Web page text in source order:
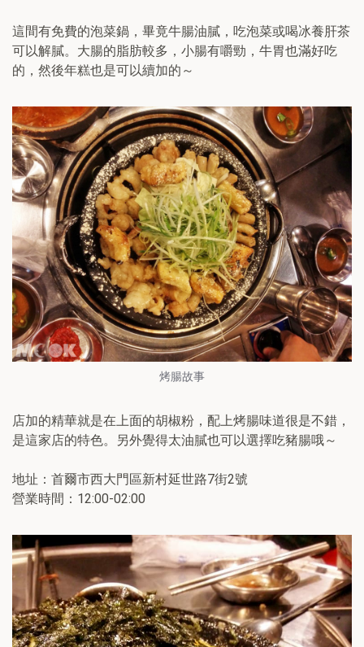
這間有免費的泡菜鍋，畢竟牛腸油膩，吃泡菜或喝冰養肝茶
可以解膩。大腸的脂肪較多，小腸有嚼勁，牛胃也滿好吃
的，然後年糕也是可以續加的～
烤腸故事
店加的精華就是在上面的胡椒粉，配上烤腸味道很是不錯，
是這家店的特色。另外覺得太油膩也可以選擇吃豬腸哦～
地址：首爾市西大門區新村延世路7街2號
營業時間：12:00-02:00